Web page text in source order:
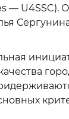
— U4SSC).